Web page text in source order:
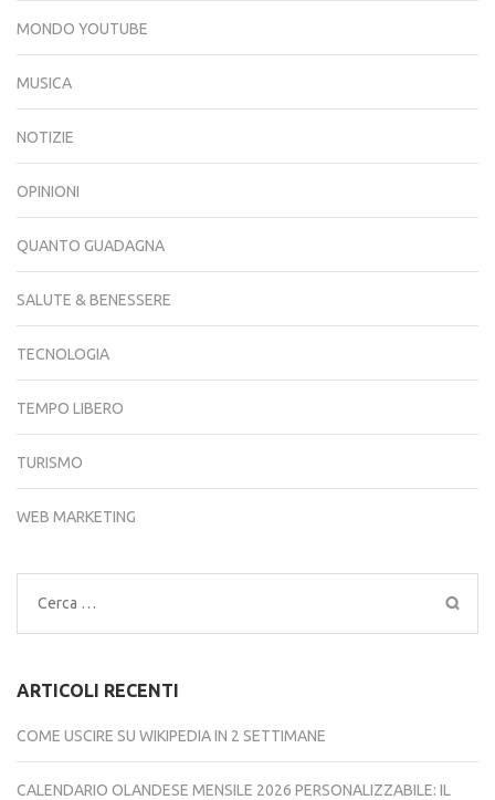
MONDO YOUTUBE
MUSICA
NOTIZIE
OPINIONI
QUANTO GUADAGNA
SALUTE & BENESSERE
TECNOLOGIA
TEMPO LIBERO
TURISMO
WEB MARKETING
Ricerca
per:
ARTICOLI RECENTI
COME USCIRE SU WIKIPEDIA IN 2 SETTIMANE
CALENDARIO OLANDESE MENSILE 2026 PERSONALIZZABILE: IL